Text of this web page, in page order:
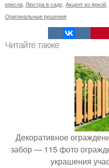
кресла Люстра в саду Акцент из яркой
Оригинальные решения
Читайте также
Декоративное
забор — 115 фото
украшения